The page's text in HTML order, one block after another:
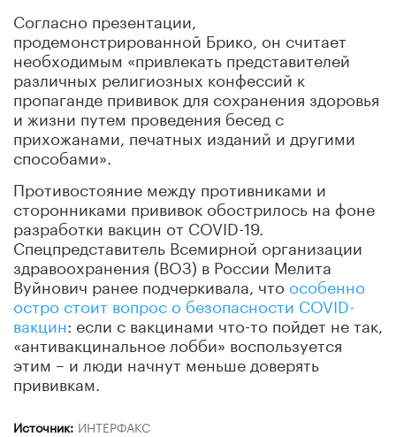
Согласно презентации,
продемонстрированной Брико, он считает
необходимым «привлекать представителей
различных религиозных конфессий к
пропаганде прививок для сохранения здоровья
и жизни путем проведения бесед с
прихожанами, печатных изданий и другими
способами».
Противостояние между противниками и
сторонниками прививок обострилось на фоне
разработки вакцин от COVID-19.
Спецпредставитель Всемирной организации
здравоохранения (ВОЗ) в России Мелита
Вуйнович ранее подчеркивала, что особенно
остро стоит вопрос о безопасности COVID-
вакцин: если с вакцинами что-то пойдет не так,
«антивакцинальное лобби» воспользуется
этим – и люди начнут меньше доверять
прививкам.
Источник: ИНТЕРФАКС